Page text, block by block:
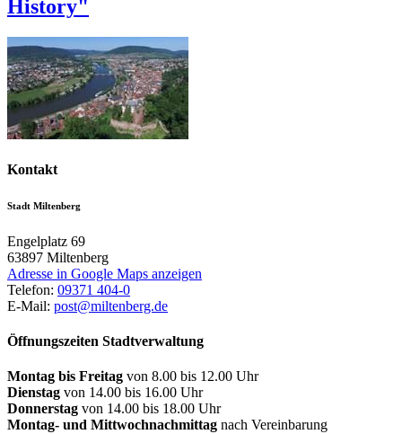
History"
Kontakt
Stadt Miltenberg
Engelplatz 69
63897 Miltenberg
Adresse in Google Maps anzeigen
Telefon: 09371 404-0
E-Mail: post@miltenberg.de
Öffnungszeiten Stadtverwaltung
Montag bis Freitag von 8.00 bis 12.00 Uhr
Dienstag von 14.00 bis 16.00 Uhr
Donnerstag von 14.00 bis 18.00 Uhr
Montag- und Mittwochnachmittag nach Vereinbarung